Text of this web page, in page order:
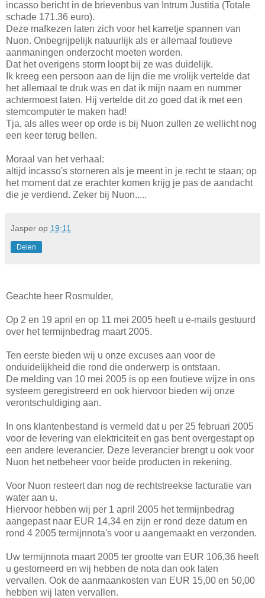
incasso bericht in de brievenbus van Intrum Justitia (Totale
schade 171.36 euro).
Deze mafkezen laten zich voor het karretje spannen van
Nuon. Onbegrijpelijk natuurlijk als er allemaal foutieve
aanmaningen onderzocht moeten worden.
Dat het overigens storm loopt bij ze was duidelijk.
Ik kreeg een persoon aan de lijn die me vrolijk vertelde dat
het allemaal te druk was en dat ik mijn naam en nummer
achtermoest laten. Hij vertelde dit zo goed dat ik met een
stemcomputer te maken had!
Tja, als alles weer op orde is bij Nuon zullen ze wellicht nog
een keer terug bellen.
Moraal van het verhaal:
altijd incasso's storneren als je meent in je recht te staan; op
het moment dat ze erachter komen krijg je pas de aandacht
die je verdiend. Zeker bij Nuon.....
Jasper op 19:11
Delen
Geachte heer Rosmulder,
Op 2 en 19 april en op 11 mei 2005 heeft u e-mails gestuurd
over het termijnbedrag maart 2005.
Ten eerste bieden wij u onze excuses aan voor de
onduidelijkheid die rond die onderwerp is ontstaan.
De melding van 10 mei 2005 is op een foutieve wijze in ons
systeem geregistreerd en ook hiervoor bieden wij onze
verontschuldiging aan.
In ons klantenbestand is vermeld dat u per 25 februari 2005
voor de levering van elektriciteit en gas bent overgestapt op
een andere leverancier. Deze leverancier brengt u ook voor
Nuon het netbeheer voor beide producten in rekening.
Voor Nuon resteert dan nog de rechtstreekse facturatie van
water aan u.
Hiervoor hebben wij per 1 april 2005 het termijnbedrag
aangepast naar EUR 14,34 en zijn er rond deze datum en
rond 4 2005 termijnnota's voor u aangemaakt en verzonden.
Uw termijnnota maart 2005 ter grootte van EUR 106,36 heeft
u gestorneerd en wij hebben de nota dan ook laten
vervallen. Ook de aanmaankosten van EUR 15,00 en 50,00
hebben wij laten vervallen.